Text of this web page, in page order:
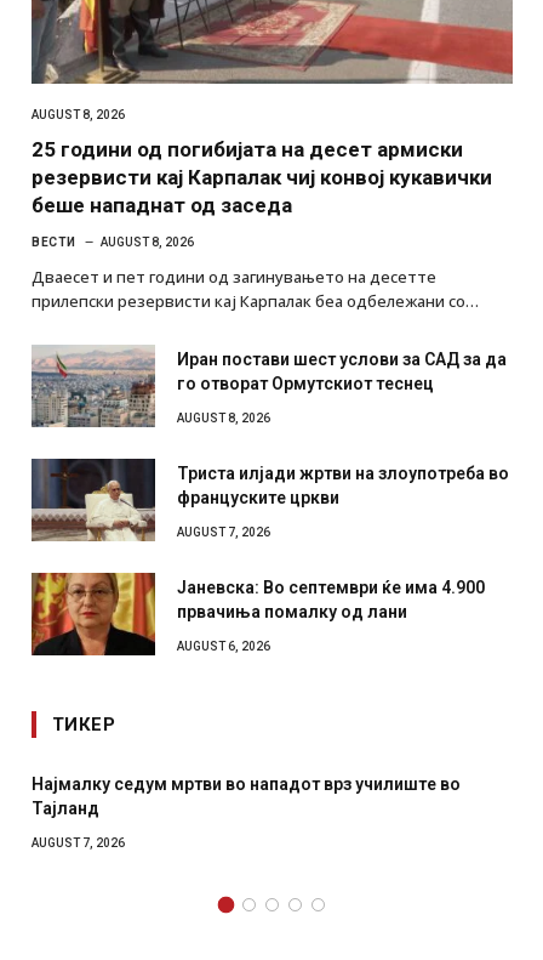
AUGUST 8, 2026
25 години од погибијата на десет армиски
резервисти кај Карпалак чиј конвој кукавички
беше нападнат од заседа
ВЕСТИ AUGUST 8, 2026
Дваесет и пет години од загинувањето на десетте
прилепски резервисти кај Карпалак беа одбележани со…
Иран постави шест услови за САД за да
го отворат Ормутскиот теснец
AUGUST 8, 2026
Триста илјади жртви на злоупотреба во
француските цркви
AUGUST 7, 2026
Јаневска: Во септември ќе има 4.900
првачиња помалку од лани
AUGUST 6, 2026
ТИКЕР
нападот врз училиште во
СОЗИС: Украинците